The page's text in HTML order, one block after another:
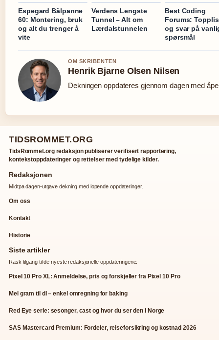
Espegard Bålpanne
60: Montering, bruk
og alt du trenger å
vite
Verdens Lengste
Tunnel – Alt om
Lærdalstunnelen
Best Coding
Forums:
og svar på
spørsmål
OM SKRIBENTEN
Henrik Bjarne Olsen Nilsen
Dekningen oppdateres gjennom dagen med
TIDSROMMET.ORG
TidsRommet.org redaksjon publiserer verifisert rapportering,
kontekstoppdateringer og rettelser med tydelige kilder.
Redaksjonen
Midtpa dagen-utgave dekning med lopende oppdateringer.
Om oss
Kontakt
Historie
Siste artikler
Rask tilgang til de nyeste redaksjonelle oppdateringene.
Pixel 10 Pro XL: Anmeldelse, pris og forskjeller fra Pixel 10 Pro
Mel gram til dl – enkel omregning for baking
Red Eye serie: sesonger, cast og hvor du ser den i Norge
SAS Mastercard Premium: Fordeler, reiseforsikring og kostnad 2026